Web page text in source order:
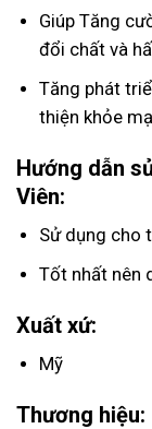
Giúp Tăng
đổi chất và
Tăng phát
thiện khỏe
Hướng dẫn
Viên:
Sử dụng cho
Tốt nhất nên
Xuất xứ:
Mỹ
Thương hiệu: